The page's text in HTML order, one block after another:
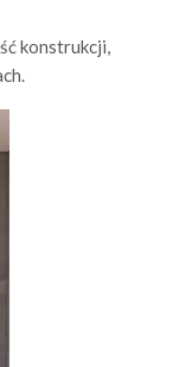
konstrukcji,